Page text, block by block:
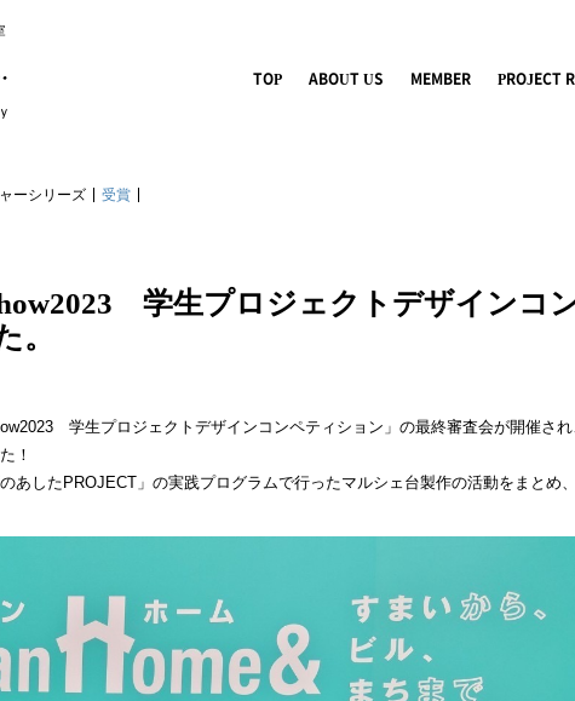
TOP ABOUT US MEMBER PROJECT
ーシリーズ 受賞
学生プロジェクトデザインコ
。
学生プロジェクトデザインコンペティション」の最終審査会が開催さ
！
あしたPROJECT」の実践プログラムで行ったマルシェ台製作の活動をまとめ